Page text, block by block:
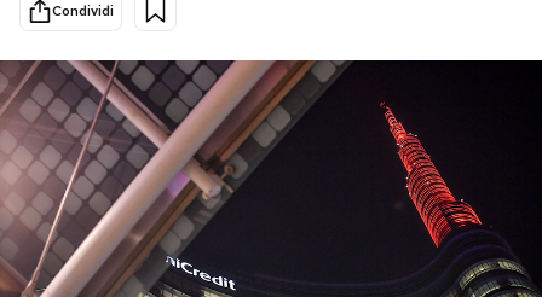
PODCAST
NEWSLETTER
I MIEI PREFERITI
Condividi